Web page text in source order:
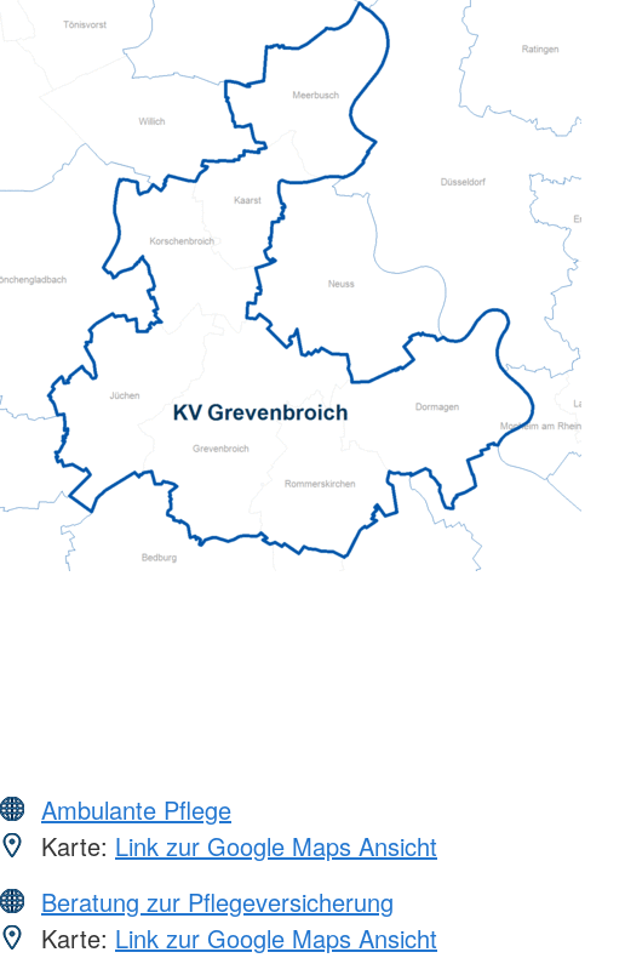
Erste Hilfe Tipps
Sicherheit am Wasser
Ambulante Pflege
Karte: Link zur Google Maps Ansicht
Beratung zur Pflegeversicherung
Karte: Link zur Google Maps Ansicht